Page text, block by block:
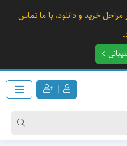
خرید و دانلود، با ما تماس
|